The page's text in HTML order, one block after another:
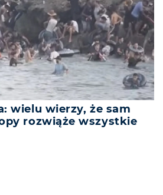
wielu wierzy, że sam
rozwiąże wszystkie